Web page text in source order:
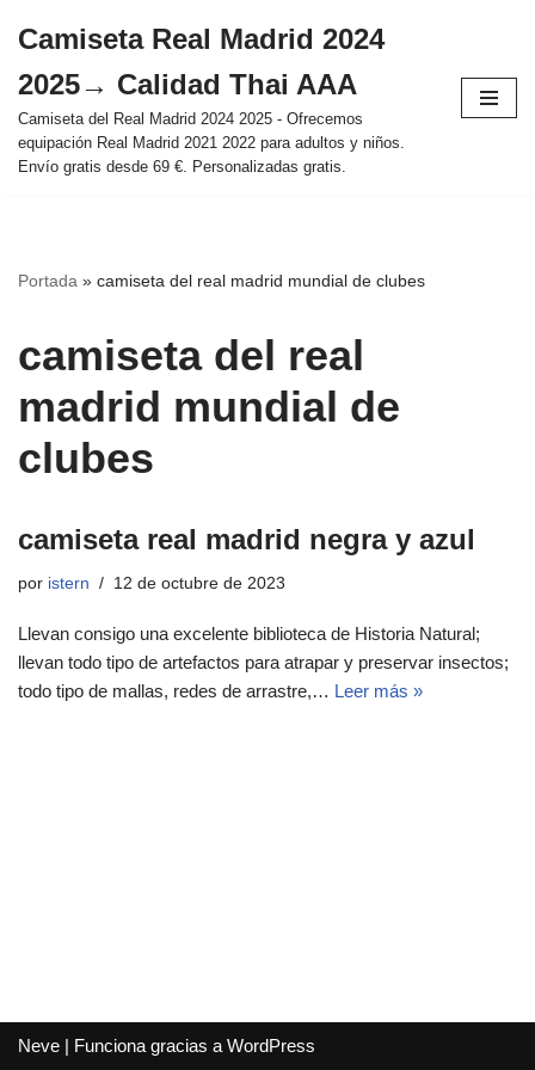
al
contenido
Camiseta Real Madrid 2024
2025→ Calidad Thai AAA
Camiseta del Real Madrid 2024 2025 - Ofrecemos
equipación Real Madrid 2021 2022 para adultos y niños.
Envío gratis desde 69 €. Personalizadas gratis.
Portada » camiseta del real madrid mundial de clubes
camiseta del real
madrid mundial de
clubes
camiseta real madrid negra y azul
por istern 12 de octubre de 2023
Llevan consigo una excelente biblioteca de Historia Natural;
llevan todo tipo de artefactos para atrapar y preservar insectos;
todo tipo de mallas, redes de arrastre,… Leer más »
Neve | Funciona gracias a WordPress